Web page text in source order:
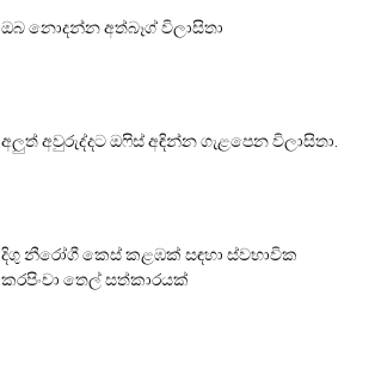
ඔබ නොදන්න අත්බෑග් විලාසිතා
අලුත් අවුරුද්දට ඔෆිස් අඳින්න ගැළපෙන විලාසිතා.
දිගු නීරෝගී කෙස් කළඹක් සඳහා ස්වභාවික
කරපිංචා තෙල් සත්කාරයක්